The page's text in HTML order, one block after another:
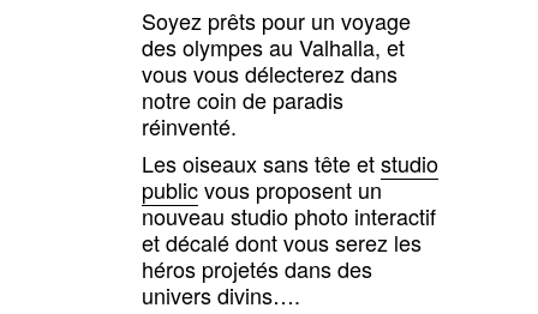
Soyez prêts pour un voyage
des olympes au Valhalla, et
vous vous délecterez dans
notre coin de paradis
réinventé.
Les oiseaux sans tête etstudio
publicvous proposent un
nouveau studio photo interactif
et décalé dont vous serez les
héros projetés dans des
univers divins….